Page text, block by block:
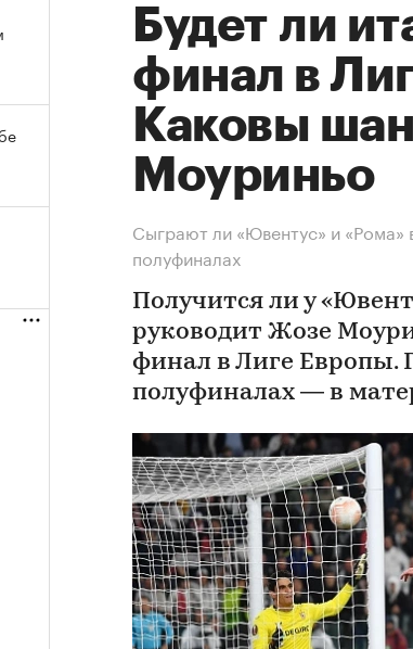
Будет ли
финал в
Каковы
Моуриньо
Сыграют ли «Ювентус» и «Рома»
полуфиналах
Получится ли у
руководит Жозе
финал в Лиге Европы.
полуфиналах — в